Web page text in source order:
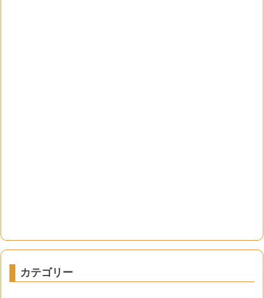
カテゴリー